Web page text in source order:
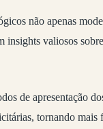
não apenas
insights valiosos
de apresentação
tornando